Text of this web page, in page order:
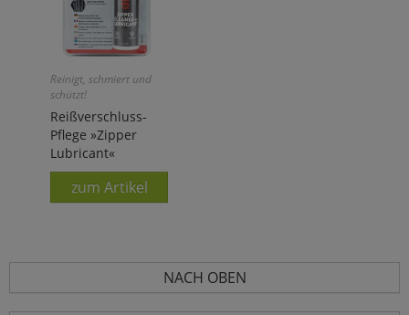
Reinigt, schmiert und
schützt!
Reißverschluss-
Pflege »Zipper
Lubricant«
zum Artikel
NACH OBEN